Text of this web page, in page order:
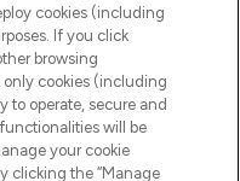
cookies (including
If you click
browsing
cookies (including
to operate, secure and
will be
your cookie
clicking the “Manage